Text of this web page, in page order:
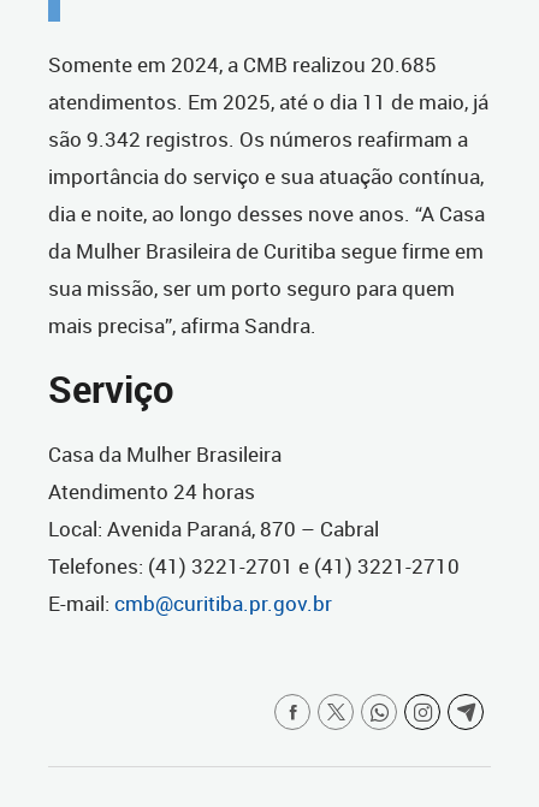
Somente em 2024, a CMB realizou 20.685
atendimentos. Em 2025, até o dia 11 de maio, já
são 9.342 registros. Os números reafirmam a
importância do serviço e sua atuação contínua,
dia e noite, ao longo desses nove anos. “A Casa
da Mulher Brasileira de Curitiba segue firme em
sua missão, ser um porto seguro para quem
mais precisa”, afirma Sandra.
Serviço
Casa da Mulher Brasileira
Atendimento 24 horas
Local: Avenida Paraná, 870 – Cabral
Telefones: (41) 3221-2701 e (41) 3221-2710
E-mail: cmb@curitiba.pr.gov.br